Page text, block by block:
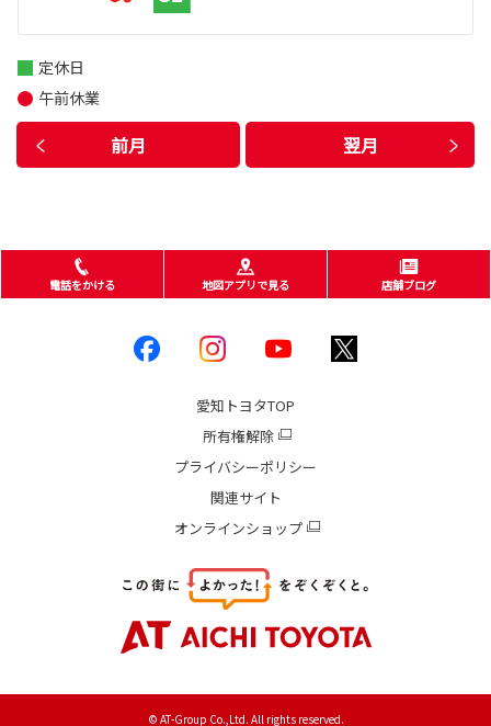
前月 翌月
定休日
午前休業
電話をかける 地図アプリで見る 店舗ブログ
愛知トヨタTOP
所有権解除
プライバシーポリシー
関連サイト
オンラインショップ
© AT-Group Co.,Ltd. All rights reserved.